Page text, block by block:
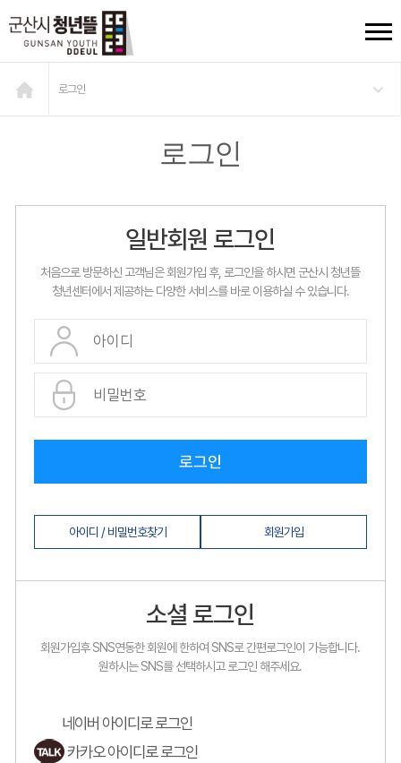
로그인
로그인
일반회원 로그인
처음으로 방문하신 고객님은 회원가입 후, 로그인을 하시면 군산시 청년뜰
청년센터에서 제공하는 다양한 서비스를 바로 이용하실 수 있습니다.
로그인
아이디 / 비밀번호찾기 회원가입
소셜 로그인
회원가입후 SNS연동한 회원에 한하여 SNS로 간편로그인이 가능합니다.
원하시는 SNS를 선택하시고 로그인 해주세요.
네이버 아이디로 로그인
카카오 아이디로 로그인